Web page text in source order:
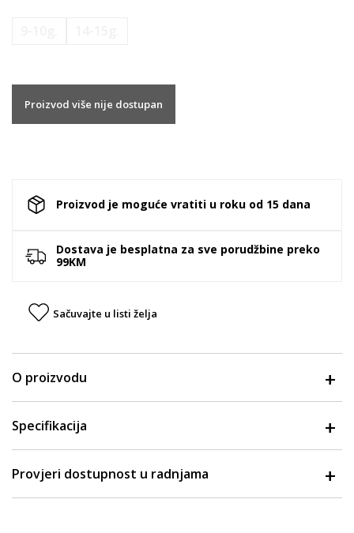
Proizvod više nije dostupan
Proizvod je moguće vratiti u roku od 15 dana
Dostava je besplatna za sve porudžbine preko
99KM
Sačuvajte u listi želja
O proizvodu
Specifikacija
Provjeri dostupnost u radnjama